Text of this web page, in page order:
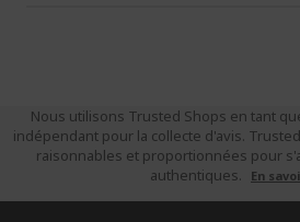
Nous utilisons Trusted Shops en tant
indépendant pour la collecte d'avis.
raisonnables et proportionnées pour
authentiques.
En